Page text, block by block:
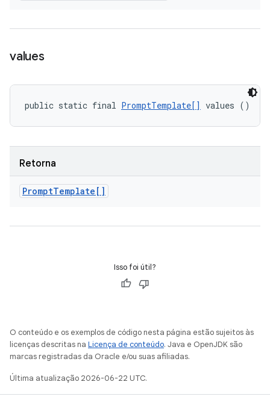
values
public static final PromptTemplate[] values ()
Retorna
PromptTemplate[]
Isso foi útil?
O conteúdo e os exemplos de código nesta página estão sujeitos às
licenças descritas na Licença de conteúdo. Java e OpenJDK são
marcas registradas da Oracle e/ou suas afiliadas.
Última atualização 2026-06-22 UTC.